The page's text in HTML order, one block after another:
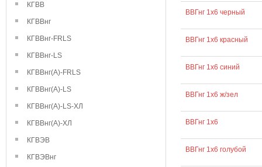
КГВВ
КГВВнг
КГВВнг-FRLS
КГВВнг-LS
КГВВнг(А)-FRLS
КГВВнг(А)-LS
КГВВнг(А)-LS-ХЛ
КГВВнг(А)-ХЛ
КГВЭВ
КГВЭВнг
ВВГнг 1х6 черный
ВВГнг 1х6 красный
ВВГнг 1х6 синий
ВВГнг 1х6 ж/зел
ВВГнг 1х6
ВВГнг 1х6 голубой